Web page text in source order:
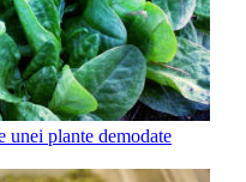
unei plante demodate